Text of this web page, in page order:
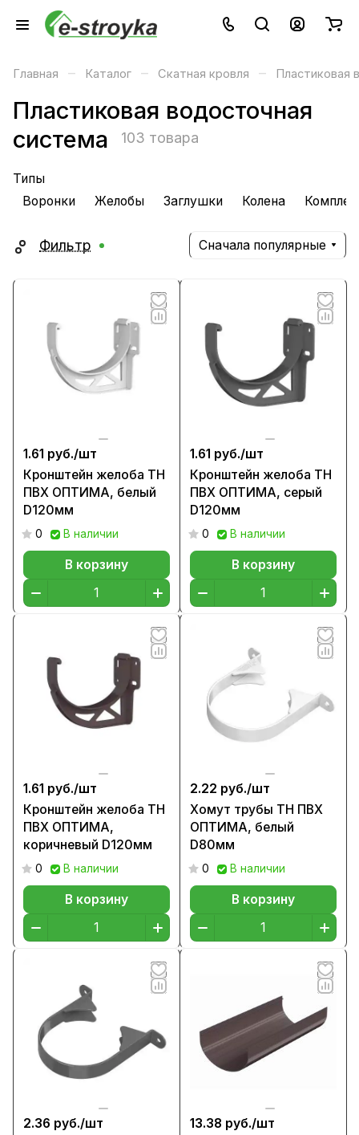
Главная – Каталог – Скатная кровля – Пластиковая
Пластиковая водосточная
система
103 товара
Типы
Воронки
Желобы Заглушки Колена
Фильтр Сначала популярные
1.61 руб./шт
Кронштейн желоба ТН
ПВХ ОПТИМА, белый
D120мм
0 В наличии
В корзину
1.61 руб./шт
Кронштейн желоба ТН
ПВХ ОПТИМА, серый
D120мм
0 В наличии
В корзину
1.61 руб./шт
Кронштейн желоба ТН
ПВХ ОПТИМА,
коричневый D120мм
0 В наличии
В корзину
2.22 руб./шт
Хомут трубы ТН ПВХ
ОПТИМА, белый
D80мм
0 В наличии
В корзину
2.36 руб./шт
13.38 руб./шт